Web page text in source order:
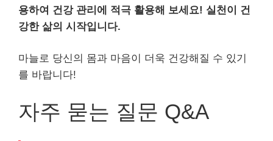
용하여 건강 관리에 적극 활용해 보세요! 실천이 건
강한 삶의 시작입니다.
마늘로 당신의 몸과 마음이 더욱 건강해질 수 있기
를 바랍니다!
자주 묻는 질문 Q&A